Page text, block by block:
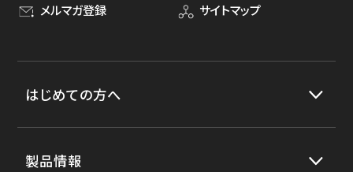
メルマガ登録 サイトマップ
はじめての方へ
製品情報